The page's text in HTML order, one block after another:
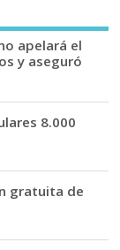
apelará el
y aseguró
8.000
gratuita de